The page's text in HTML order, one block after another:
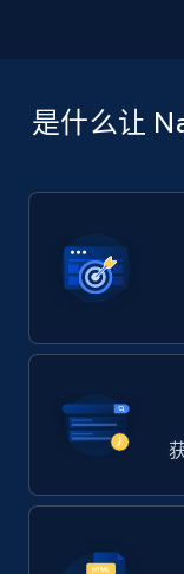
是什么让